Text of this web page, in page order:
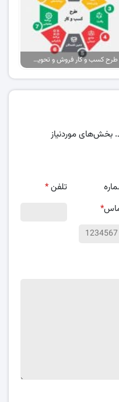
طرح کسب و کار فروش و تحویل پیتزا در ایران
بخش‌های موردنیاز
*
تلفن*